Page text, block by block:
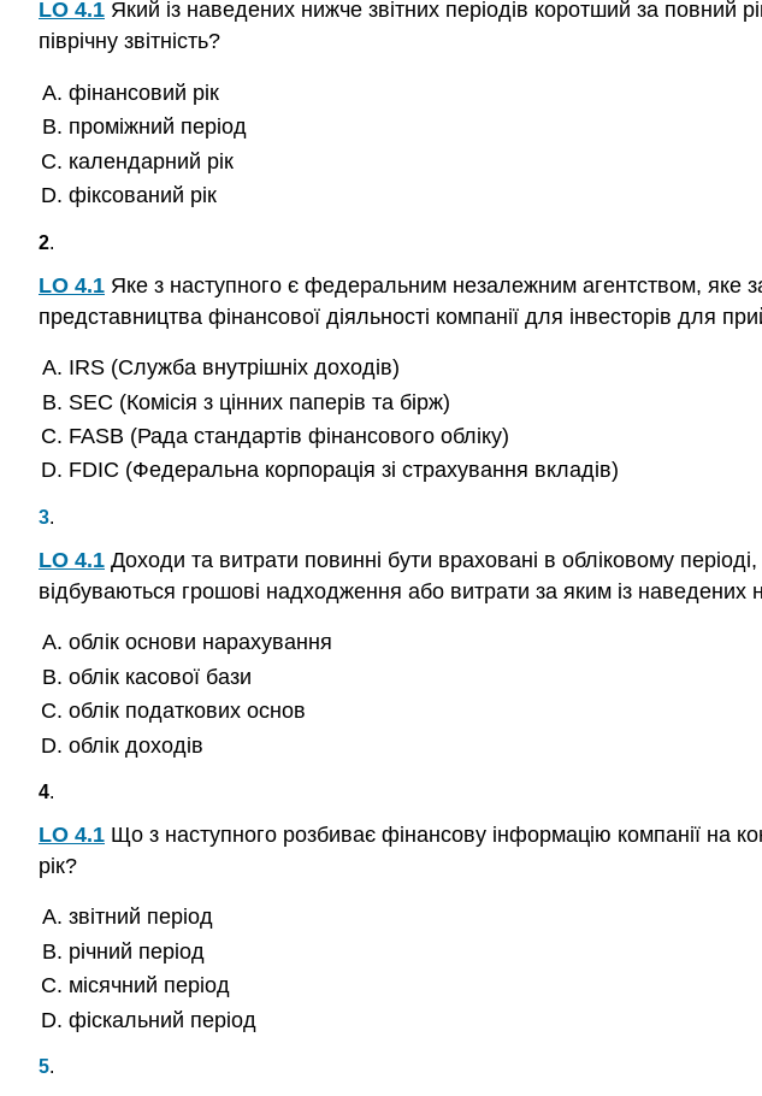
LO 4.1 Який із наведених нижче звітних періодів коротший за
піврічну звітність?
фінансовий рік
проміжний період
календарний рік
фіксований рік
2.
LO 4.1 Яке з наступного є федеральним незалежним агентством, яке
представництва фінансової діяльності компанії для інвесторів для
IRS (Служба внутрішніх доходів)
SEC (Комісія з цінних паперів та бірж)
FASB (Рада стандартів фінансового обліку)
FDIC (Федеральна корпорація зі страхування вкладів)
3.
LO 4.1 Доходи та витрати повинні бути враховані в обліковому
відбуваються грошові надходження або витрати за яким із наведених
облік основи нарахування
облік касової бази
облік податкових основ
облік доходів
4.
LO 4.1 Що з наступного розбиває фінансову інформацію компанії на
рік?
звітний період
річний період
місячний період
фіскальний період
5.